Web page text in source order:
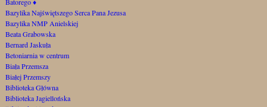
Bazylika Najświętszego Serca Pana Jezusa
Bazylika NMP Anielskiej
Beata Grabowska
Bernard Jaskuła
Betoniarnia w centrum
Biała Przemsza
Białej Przemszy
Biblioteka Główna
Biblioteka Jagiellońska